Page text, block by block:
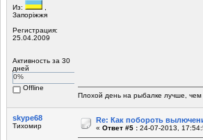
Из:
Запоріжжя
Регистрация:
25.04.2009
Активность за 30
дней
0%
Offline
Плохой день на рыбалке лучше,
skype68
Тихомир
Re: Как побороть
« Ответ #5 : 24-07-2013,